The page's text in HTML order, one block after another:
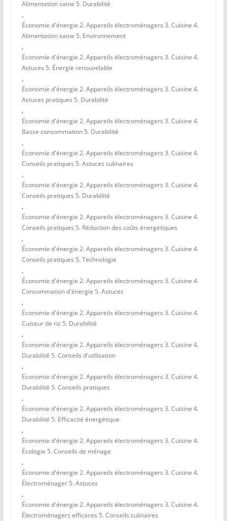
Alimentation saine 5. Durabilité
,
Économie d'énergie 2. Appareils électroménagers 3. Cuisine 4.
Alimentation saine 5. Environnement
,
Économie d'énergie 2. Appareils électroménagers 3. Cuisine 4.
Astuces 5. Énergie renouvelable
,
Économie d'énergie 2. Appareils électroménagers 3. Cuisine 4.
Astuces pratiques 5. Durabilité
,
Économie d'énergie 2. Appareils électroménagers 3. Cuisine 4.
Basse consommation 5. Durabilité
,
Économie d'énergie 2. Appareils électroménagers 3. Cuisine 4.
Conseils pratiques 5. Astuces culinaires
,
Économie d'énergie 2. Appareils électroménagers 3. Cuisine 4.
Conseils pratiques 5. Durabilité
,
Économie d'énergie 2. Appareils électroménagers 3. Cuisine 4.
Conseils pratiques 5. Réduction des coûts énergétiques
,
Économie d'énergie 2. Appareils électroménagers 3. Cuisine 4.
Conseils pratiques 5. Technologie
,
Économie d'énergie 2. Appareils électroménagers 3. Cuisine 4.
Consommation d'énergie 5. Astuces
,
Économie d'énergie 2. Appareils électroménagers 3. Cuisine 4.
Cuiseur de riz 5. Durabilité
,
Économie d'énergie 2. Appareils électroménagers 3. Cuisine 4.
Durabilité 5. Conseils d'utilisation
,
Économie d'énergie 2. Appareils électroménagers 3. Cuisine 4.
Durabilité 5. Conseils pratiques
,
Économie d'énergie 2. Appareils électroménagers 3. Cuisine 4.
Durabilité 5. Efficacité énergétique
,
Économie d'énergie 2. Appareils électroménagers 3. Cuisine 4.
Écologie 5. Conseils de ménage
,
Économie d'énergie 2. Appareils électroménagers 3. Cuisine 4.
Électroménager 5. Astuces
,
Économie d'énergie 2. Appareils électroménagers 3. Cuisine 4.
Électroménagers efficaces 5. Conseils culinaires